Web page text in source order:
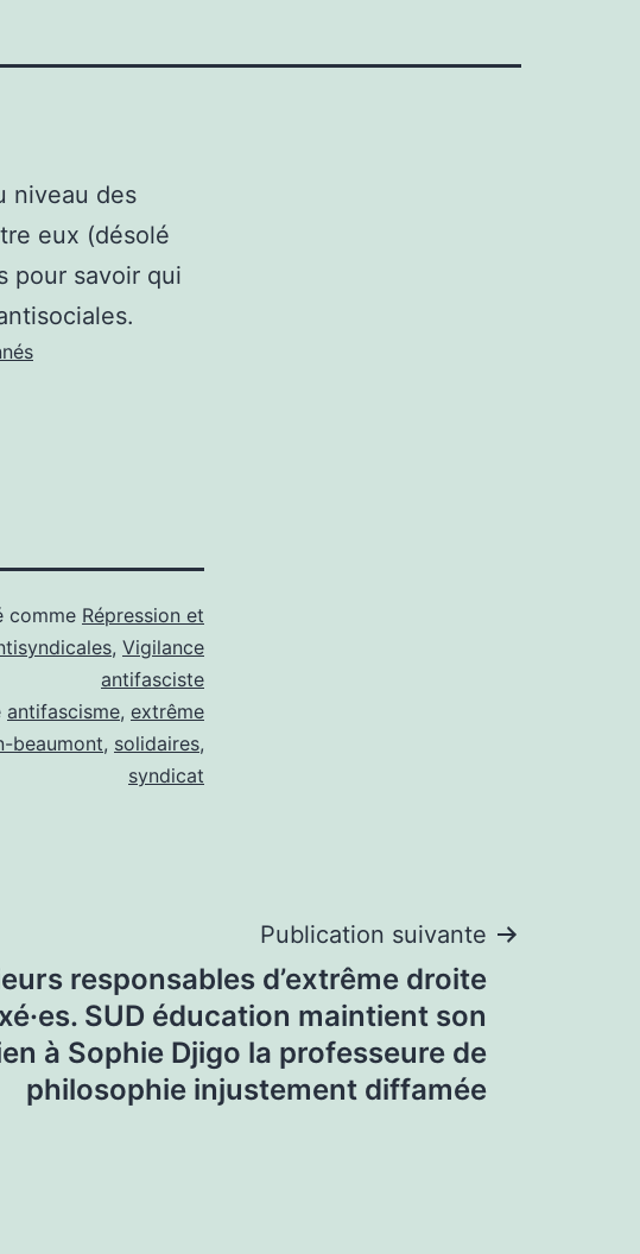
niveau des
eux (désolé
pour savoir qui
comme Répression et
, Vigilance
antifasciste
antifascisme, extrême
beaumont, solidaires,
syndicat
Publication suivante
responsables d’extrême droite
SUD éducation maintient son
à Sophie Djigo la professeure de
philosophie injustement diffamée